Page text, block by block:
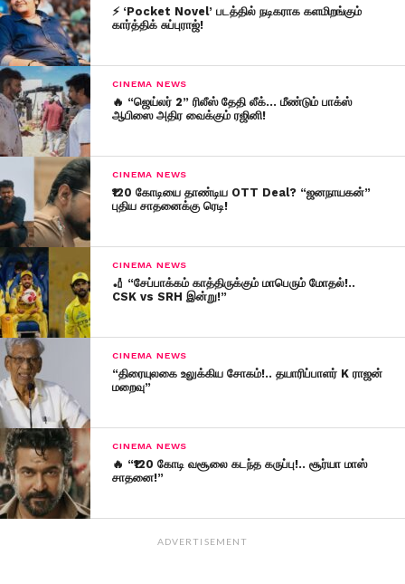
⚡ ‘Pocket Novel’ படத்தில் நடிகராக களமிறங்கும்
கார்த்திக் சுப்புராஜ்!
CINEMA NEWS
🔥 “ஜெய்லர் 2” ரிலீஸ் தேதி லீக்… மீண்டும் பாக்ஸ்
ஆபிஸை அதிர வைக்கும் ரஜினி!
CINEMA NEWS
₹120 கோடியை தாண்டிய OTT Deal? “ஜனநாயகன்”
புதிய சாதனைக்கு ரெடி!
CINEMA NEWS
🏏 “சேப்பாக்கம் காத்திருக்கும் மாபெரும் மோதல்!..
CSK vs SRH இன்று!”
CINEMA NEWS
“திரையுலகை உலுக்கிய சோகம்!.. தயாரிப்பாளர் K ராஜன்
மறைவு”
CINEMA NEWS
🔥 “₹120 கோடி வசூலை கடந்த கருப்பு!.. சூர்யா மாஸ்
சாதனை!”
ADVERTISEMENT